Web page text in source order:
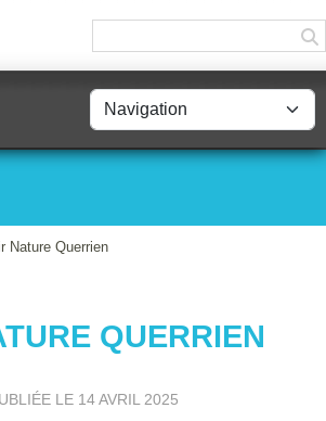
Nature Querrien
QUERRIEN
LE 14 AVRIL 2025
cookies